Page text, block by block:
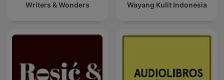
Writers & Wonders Wayang Kulit Indonesia